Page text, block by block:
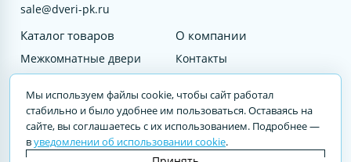
sale@dveri-pk.ru
Каталог товаров
Межкомнатные двери
Входные двери
Услуги
О компании
Контакты
© 2023 DVERI-PK.RU Авторские права защищены. Полное или частичное
Мы используем файлы cookie, чтобы сайт работал
стабильно и было удобнее им пользоваться. Оставаясь на
сайте, вы соглашаетесь с их использованием. Подробнее —
вуведомлении об использовании cookie.